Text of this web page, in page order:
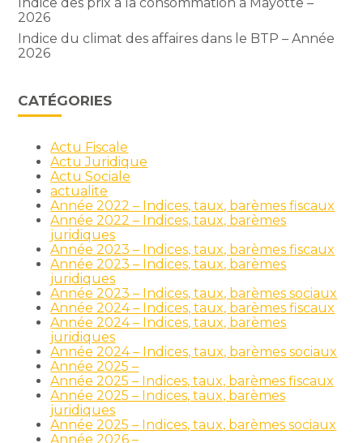
2026
Indice du climat des affaires dans le BTP – Année
2026
CATÉGORIES
Actu Fiscale
Actu Juridique
Actu Sociale
actualite
Année 2022 – Indices, taux, barèmes fiscaux
Année 2022 – Indices, taux, barèmes
juridiques
Année 2023 – Indices, taux, barèmes fiscaux
Année 2023 – Indices, taux, barèmes
juridiques
Année 2023 – Indices, taux, barèmes sociaux
Année 2024 – Indices, taux, barèmes fiscaux
Année 2024 – Indices, taux, barèmes
juridiques
Année 2024 – Indices, taux, barèmes sociaux
Année 2025 –
Année 2025 – Indices, taux, barèmes fiscaux
Année 2025 – Indices, taux, barèmes
juridiques
Année 2025 – Indices, taux, barèmes sociaux
Année 2026 –